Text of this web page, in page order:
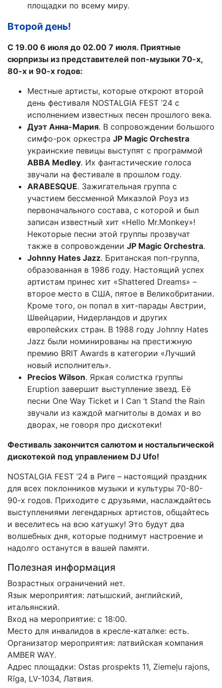
площадки по всему миру.
Второй день!
С 19.00 6 июля до 02.00 7 июля. Приятные
сюрпризы из представителей поп-музыки 70-х,
80-х и 90-х годов:
Местные артисты, которые откроют второй
день фестиваля NOSTALGIA FEST ’24 с
исполнением известных песен прошлого века.
Дуэт Анна-Мария. В сопровождении большого
симфо-рок оркестра JP Magic Orchestra
украинские певицы выступят с программой
ABBA Medley. Их фантастические голоса
звучали на фестивале в прошлом году.
ARABESQUE. Зажигательная группа с
участием бессменной Микаэлой Роуз из
первоначального состава, с которой и был
записан известный хит «Hello Mr.Monkey»!
Некоторые песни этой группы прозвучат
также в сопровождении JP Magic Orchestra.
Johnny Hates Jazz. Британская поп-группа,
образованная в 1986 году. Настоящий успех
артистам принес хит «Shattered Dreams» –
второе место в США, пятое в Великобритании.
Кроме того, он попал в хит-парады Австрии,
Швейцарии, Нидерландов и других
европейских стран. В 1988 году Johnny Hates
Jazz были номинированы на престижную
премию BRIT Awards в категории «Лучший
новый исполнитель».
Precios Wilson. Яркая солистка группы
Eruption завершит выступление звезд. Её
песни One Way Ticket и I Can ‘t Stand the Rain
звучали из каждой магнитолы в домах и во
дворах, не говоря про дискотеки!
Фестиваль закончится салютом и ностальгической
дискотекой под управлением DJ Ufo!
NOSTALGIA FEST ’24 в Риге – настоящий праздник
для всех поклонников музыки и культуры 70-80-
90-х годов. Приходите с друзьями, наслаждайтесь
выступлениями легендарных артистов, общайтесь
и веселитесь на всю катушку! Это будут два
волшебных дня, которые поднимут настроение и
надолго останутся в вашей памяти.
Полезная информация
Возрастных ограничений нет.
Язык мероприятия: латышский, английский,
итальянский.
Вход на мероприятие: c 18:00.
Место для инвалидов в кресле-каталке: есть.
Организатор мероприятия: латвийская компания
AMBER WAY.
Адрес площадки: Ostas prospekts 11, Ziemeļu rajons,
Rīga, LV-1034, Латвия.